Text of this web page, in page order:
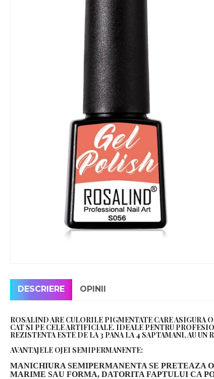
DESCRIERE OPINII
ROSALIND ARE CULORILE PIGMENTATE CARE ASIGURA
CAT SI PE CELE ARTIFICIALE. IDEALE PENTRU
REZISTENTA ESTE DE LA 3 PANA LA 4 SAPTAMANI, AU
AVANTAJELE OJEI SEMIPERMANENTE:
MANICHIURA SEMIPERMANENTA SE PRETEAZA
MARIME SAU FORMA, DATORITA FAPTULUI CA